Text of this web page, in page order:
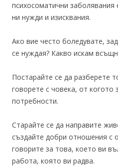
психосоматични заболявания
ни нужди и изисквания.
Ако вие често боледувате,
се нуждая? Какво искам
Постарайте се да разберете
говорете с човека, от когото
потребности.
Старайте се да направите
създайте добри отношения с
говорите за това, което ви
работа, която ви радва.